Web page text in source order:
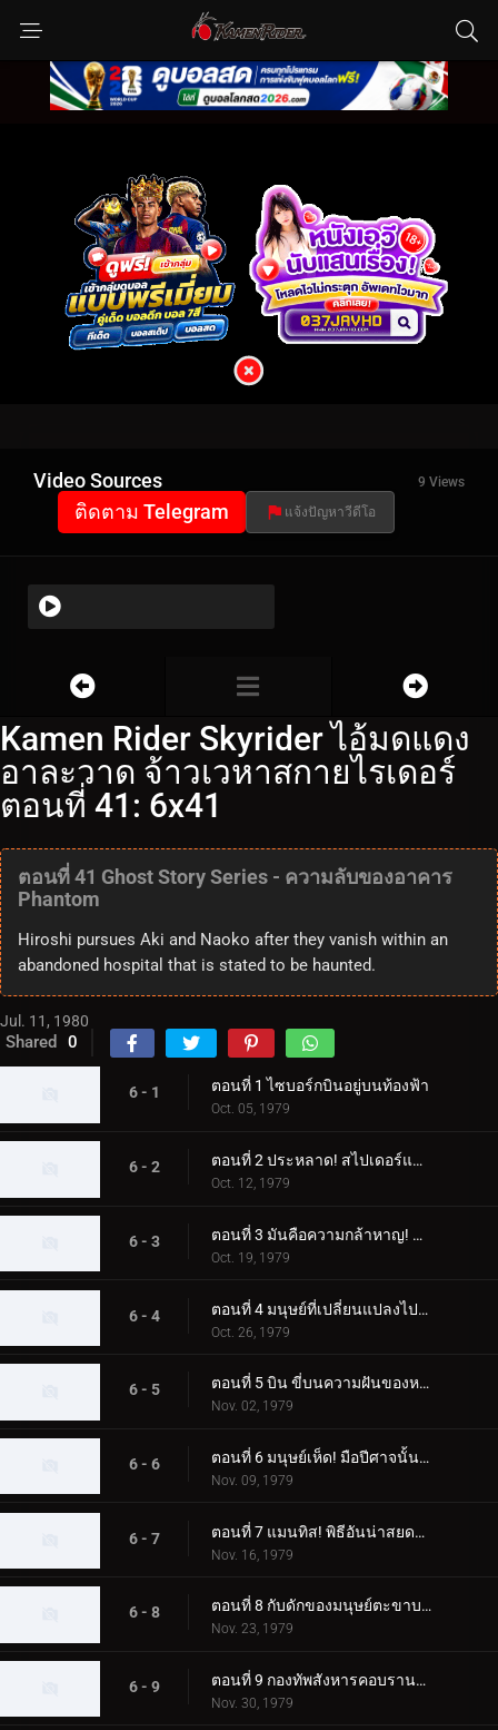
Video Sources 9 Views
ติดตาม Telegram แจ้งปัญหาวีดีโอ
Kamen Rider Skyrider ไอ้มดแดง
อาละวาด จ้าวเวหาสกายไรเดอร์
ตอนที่ 41: 6x41
ตอนที่ 41 Ghost Story Series - ความลับของอาคาร
Phantom
Hiroshi pursues Aki and Naoko after they vanish within an
abandoned hospital that is stated to be haunted.
Jul. 11, 1980
Shared 0
6 - 1 ตอนที่ 1 ไซบอร์กบินอยู่บนท้องฟ้า
Oct. 05, 1979
6 - 2 ตอนที่ 2 ประหลาด! สไปเดอร์แมน
Oct. 12, 1979
6 - 3 ตอนที่ 3 มันคือความกล้าหาญ! ความกลัวของขลุ่ยค้างคาว
Oct. 19, 1979
6 - 4 ตอนที่ 4 มนุษย์ที่เปลี่ยนแปลงไปสองคน ไรเดอร์ผู้โกรธแค้นแตกสลาย
Oct. 26, 1979
6 - 5 ตอนที่ 5 บิน ขี่บนความฝันของหญิงสาว
Nov. 02, 1979
6 - 6 ตอนที่ 6 มนุษย์เห็ด! มือปีศาจนั้นเย็นชา
Nov. 09, 1979
6 - 7 ตอนที่ 7 แมนทิส! พิธีอันน่าสยดสยอง
Nov. 16, 1979
6 - 8 ตอนที่ 8 กับดักของมนุษย์ตะขาบ! ห้องผ่าตัดลึกลับ
Nov. 23, 1979
6 - 9 ตอนที่ 9 กองทัพสังหารคอบรานแมน
Nov. 30, 1979